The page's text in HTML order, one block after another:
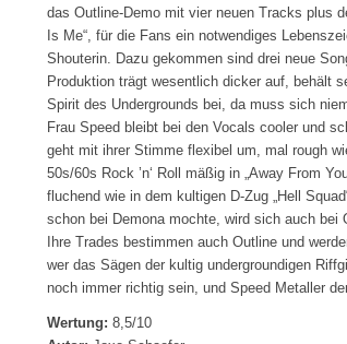
das Outline-Demo mit vier neuen Tracks plus
Is Me“, für die Fans ein notwendiges
Shouterin. Dazu gekommen sind drei neue
Produktion trägt wesentlich dicker auf, behält
Spirit des Undergrounds bei, da muss sich
Frau Speed bleibt bei den Vocals cooler und
geht mit ihrer Stimme flexibel um, mal rough
50s/60s Rock ’n‘ Roll mäßig in „Away From
fluchend wie in dem kultigen D-Zug „Hell
schon bei Demona mochte, wird sich auch bei
Ihre Trades bestimmen auch Outline und
wer das Sägen der kultig undergroundigen
noch immer richtig sein, und Speed Metaller
Wertung: 8,5/10